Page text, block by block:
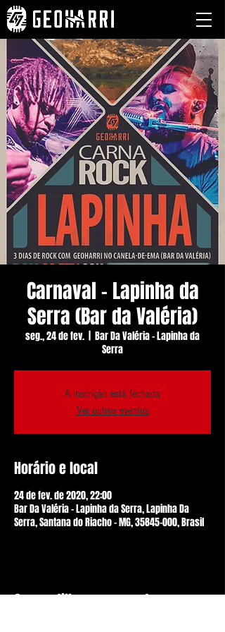
Carnaval - Lapinha da
Serra (Bar da Valéria)
seg., 24 de fev.
Bar Da Valéria - Lapinha da
Serra
A inscrição está fechada
Ver outros eventos
Horário e local
24 de fev. de 2020, 22:00
Bar Da Valéria - Lapinha da Serra, Lapinha Da
Serra, Santana do Riacho - MG, 35845-000, Brasil
Compartilhe esse evento